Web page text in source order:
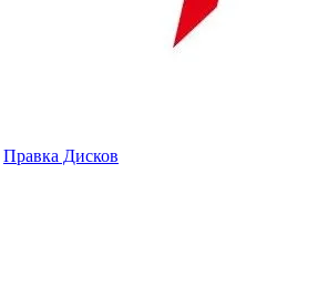
Правка Дисков